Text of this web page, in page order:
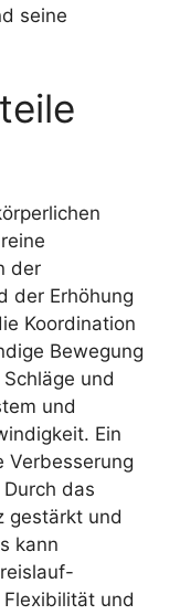
seine
der
der Erhöhung
Koordination
Bewegung
und
und
Ein
Verbesserung
das
gestärkt und
kann
und